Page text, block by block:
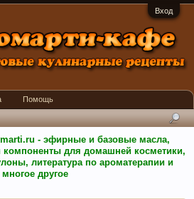
Вход
- эфирные и базовые масла,
компоненты для домашней косметики,
литература по ароматерапии и
многое другое
Помощь